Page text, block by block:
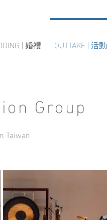
| 婚禮 OUTTAKE | 活動
Group
Taiwan